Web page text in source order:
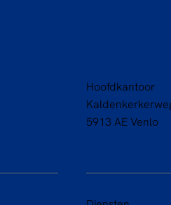
Hoofdkantoor
5913 AE Venlo